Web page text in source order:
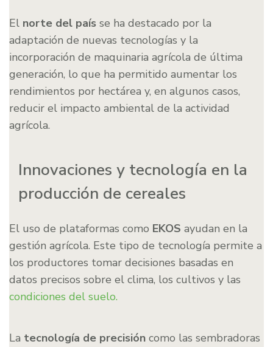
El norte del país se ha destacado por la
adaptación de nuevas tecnologías y la
incorporación de maquinaria agrícola de última
generación, lo que ha permitido aumentar los
rendimientos por hectárea y, en algunos casos,
reducir el impacto ambiental de la actividad
agrícola.
Innovaciones y tecnología en la
producción de cereales
El uso de plataformas como EKOS ayudan en la
gestión agrícola. Este tipo de tecnología permite a
los productores tomar decisiones basadas en
datos precisos sobre el clima, los cultivos y las
condiciones del suelo.
La tecnología de precisión como las sembradoras